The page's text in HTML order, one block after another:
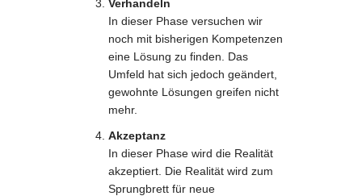
Verhandeln
In dieser Phase versuchen wir
noch mit bisherigen Kompetenzen
eine Lösung zu finden. Das
Umfeld hat sich jedoch geändert,
gewohnte Lösungen greifen nicht
mehr.
Akzeptanz
In dieser Phase wird die Realität
akzeptiert. Die Realität wird zum
Sprungbrett für neue